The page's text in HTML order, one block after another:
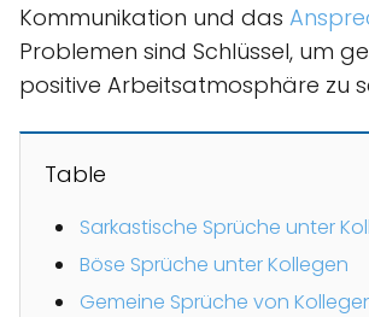
Kommunikation und das
Problemen sind Schlüssel, um
positive Arbeitsatmosphäre zu
Table
Sarkastische Sprüche unter
Böse Sprüche unter Kollegen
Gemeine Sprüche von